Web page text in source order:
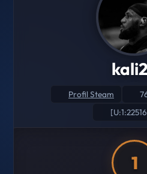
Profil Steam
1